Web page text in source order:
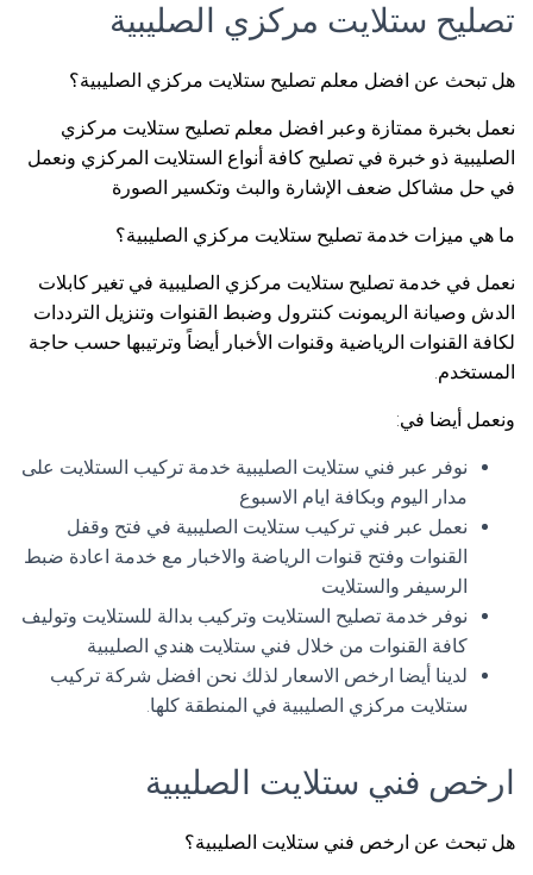
تصليح ستلايت مركزي الصليبية
هل تبحث عن افضل معلم تصليح ستلايت مركزي الصليبية؟
نعمل بخبرة ممتازة وعبر افضل معلم تصليح ستلايت مركزي
الصليبية ذو خبرة في تصليح كافة أنواع الستلايت المركزي ونعمل
في حل مشاكل ضعف الإشارة والبث وتكسير الصورة
ما هي ميزات خدمة تصليح ستلايت مركزي الصليبية؟
نعمل في خدمة تصليح ستلايت مركزي الصليبية في تغير كابلات
الدش وصيانة الريمونت كنترول وضبط القنوات وتنزيل الترددات
لكافة القنوات الرياضية وقنوات الأخبار أيضاً وترتيبها حسب حاجة
المستخدم.
ونعمل أيضا في:
نوفر عبر فني ستلايت الصليبية خدمة تركيب الستلايت على
مدار اليوم وبكافة ايام الاسبوع
نعمل عبر فني تركيب ستلايت الصليبية في فتح وقفل
القنوات وفتح قنوات الرياضة والاخبار مع خدمة اعادة ضبط
الرسيفر والستلايت
نوفر خدمة تصليح الستلايت وتركيب بدالة للستلايت وتوليف
كافة القنوات من خلال فني ستلايت هندي الصليبية
لدينا أيضا ارخص الاسعار لذلك نحن افضل شركة تركيب
ستلايت مركزي الصليبية في المنطقة كلها.
ارخص فني ستلايت الصليبية
هل تبحث عن ارخص فني ستلايت الصليبية؟